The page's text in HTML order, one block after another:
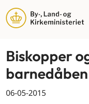
Biskopper
06-05-2015